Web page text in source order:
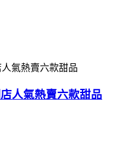
人氣熱賣六款甜品